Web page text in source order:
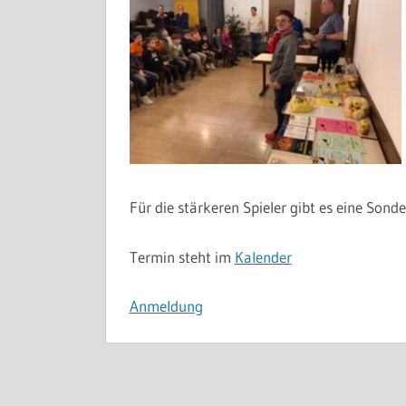
Für die stärkeren Spieler gibt es eine
Termin steht im Kalender
Anmeldung